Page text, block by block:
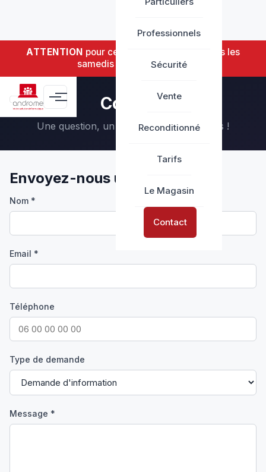
ATTENTION pour cet été nous serons fermés les
samedis jusqu'au 17 août.
Professionnels
Sécurité
Vente
Reconditionné
Tarifs
Le Magasin
Contact
Contact
Une question, un devis ? Contactez-nous !
Envoyez-nous un
Nom *
Email *
Téléphone
Type de demande
Message *